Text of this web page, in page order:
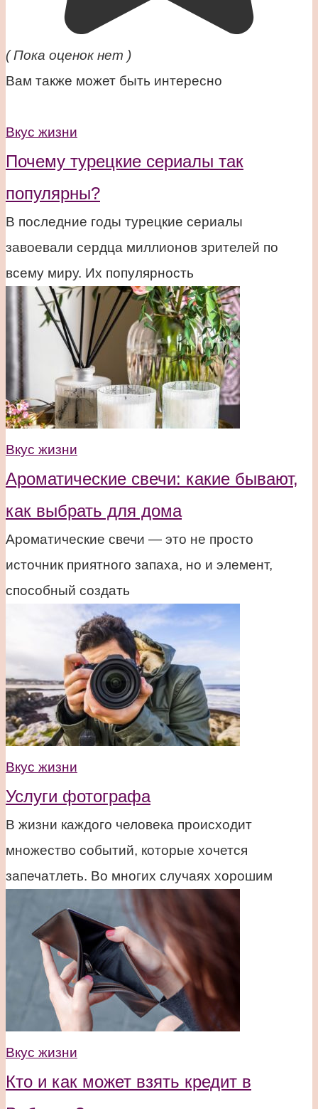
( Пока оценок нет )
Вам также может быть интересно
Вкус жизни
Почему турецкие сериалы так
популярны?
В последние годы турецкие сериалы
завоевали сердца миллионов зрителей по
всему миру. Их популярность
Вкус жизни
Ароматические свечи: какие бывают,
как выбрать для дома
Ароматические свечи — это не просто
источник приятного запаха, но и элемент,
способный создать
Вкус жизни
Услуги фотографа
В жизни каждого человека происходит
множество событий, которые хочется
запечатлеть. Во многих случаях хорошим
Вкус жизни
Кто и как может взять кредит в